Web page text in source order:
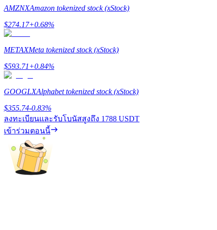
Trade Gold & Silver · 33,333 USDT Bonus
USDT New User Exclusive 10% APR
USDT Flexible Staking | Daily Rewards
AMZNXAmazon tokenized stock (xStock)
$274.17+0.68%
METAXMeta tokenized stock (xStock)
$593.71+0.84%
GOOGLXAlphabet tokenized stock (xStock)
$355.74-0.83%
ลงทะเบียนและรับโบนัสสูงถึง 1788 USDT
เข้าร่วมตอนนี้